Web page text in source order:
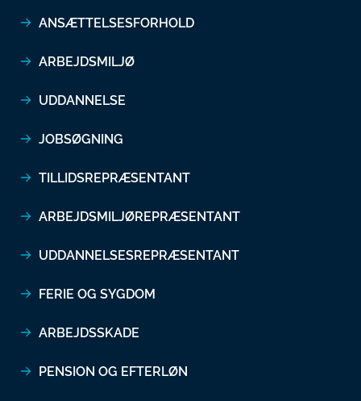
ANSÆTTELSESFORHOLD
ARBEJDSMILJØ
UDDANNELSE
JOBSØGNING
TILLIDSREPRÆSENTANT
ARBEJDSMILJØREPRÆSENTANT
UDDANNELSESREPRÆSENTANT
FERIE OG SYGDOM
ARBEJDSSKADE
PENSION OG EFTERLØN